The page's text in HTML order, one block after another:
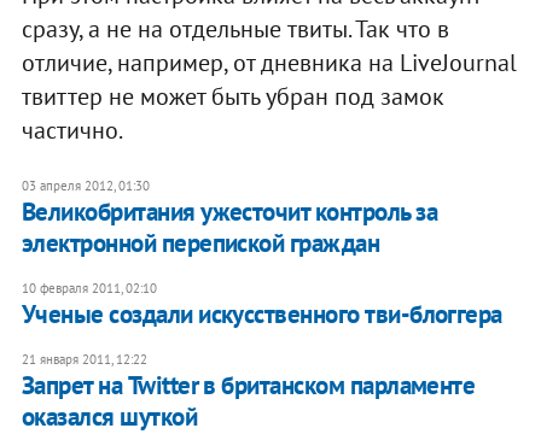
сразу, а не на отдельные твиты. Так что в
отличие, например, от дневника на LiveJournal
твиттер не может быть убран под замок
частично.
03 апреля 2012, 01:30
Великобритания ужесточит контроль за
электронной перепиской граждан
10 февраля 2011, 02:10
Ученые создали искусственного тви-блоггера
21 января 2011, 12:22
Запрет на Twitter в британском парламенте
оказался шуткой